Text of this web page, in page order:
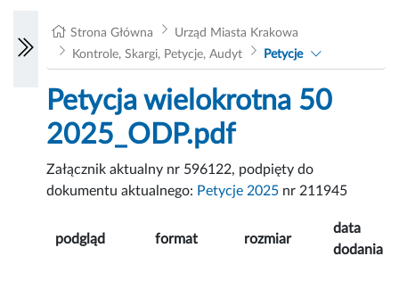
Strona Główna
Urząd Miasta Krakowa
Kontrole, Skargi, Petycje, Audyt
Petycje
Petycja wielokrotna 50
2025_ODP.pdf
Załącznik aktualny nr 596122, podpięty do
dokumentu aktualnego: Petycje 2025 nr 211945
podgląd format rozmiar
data
dodania